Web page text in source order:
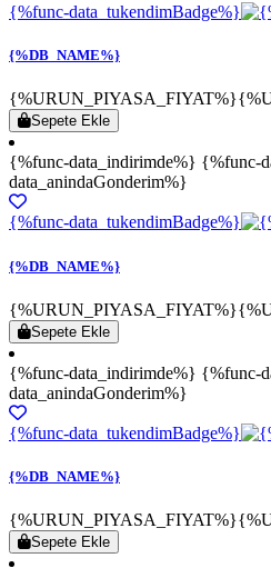
{%func-data_tukendimBadge%}
{%DB_NAME%}
{%URUN_PIYASA_FIYAT%}
Sepete Ekle
{%func-data_indirimde%} {%func-
data_anindaGonderim%}
{%func-data_tukendimBadge%}
{%DB_NAME%}
{%URUN_PIYASA_FIYAT%}
Sepete Ekle
{%func-data_indirimde%} {%func-
data_anindaGonderim%}
{%func-data_tukendimBadge%}
{%DB_NAME%}
{%URUN_PIYASA_FIYAT%}
Sepete Ekle